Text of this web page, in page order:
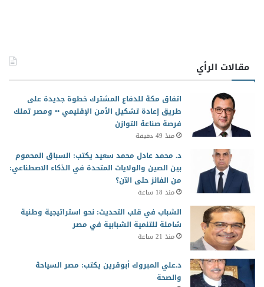
مقالات الرأي
اتفاق مكة للدفاع المشترك خطوة جديدة على
طريق إعادة تشكيل الأمن الإقليمي •• ومصر تملك
فرصة صناعة التوازن
منذ 49 دقيقة
د. محمد عادل محمد سعيد يكتب: السباق المحموم
بين الصين والولايات المتحدة في الذكاء الاصطناعي:
من الفائز حتى الآن؟
منذ 18 ساعة
الشباب في قلب التحديث: نحو استراتيجية وطنية
شاملة للتنمية الشبابية في مصر
منذ 21 ساعة
د.علي المبروك أبوقرين يكتب: مصر السياحة
والصحة